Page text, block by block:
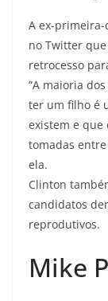
A ex-primeira-
no Twitter
retrocesso
“A maioria
ter um filho é
existem e que
tomadas entre
ela.
Clinton
candidatos
reprodutivos.
Mike